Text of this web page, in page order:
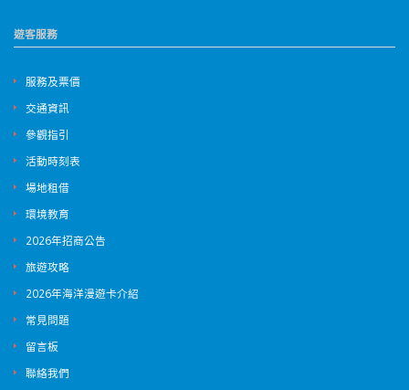
遊客服務
服務及票價
交通資訊
參觀指引
活動時刻表
場地租借
環境教育
2026年招商公告
旅遊攻略
2026年海洋漫遊卡介紹
常見問題
留言板
聯絡我們